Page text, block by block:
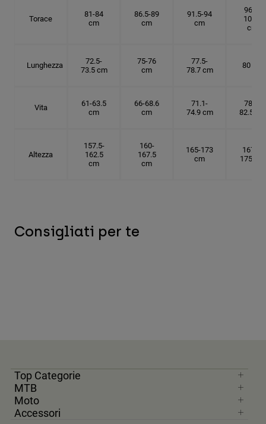
Torace
81-84
cm
86.5-89
cm
91.5-94
cm
96.5-
101.5
cm
Lunghezza
72.5-
73.5 cm
75-76
cm
77.5-
78.7 cm
80 cm
Vita
61-63.5
cm
66-68.6
cm
71.1-
74.9 cm
78.7-
82.5 cm
Altezza
157.5-
162.5
cm
160-
167.5
cm
165-173
cm
167.5-
175 cm
Consigliati per te
Top Categorie
MTB
Moto
Accessori